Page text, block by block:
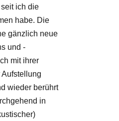
ich die
habe. Die
gänzlich neue
und -
mit ihrer
wieder berührt
in